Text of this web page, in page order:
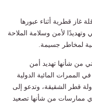
غاز قطرية أثناء عبورها
وتهديدًا لأمن وسلامة الملاحة
لمخاطر جسيمة.
من شأنها تهديد أمن
الممرات المائية الدولية
قطر الشقيقة، وتدعو إلى
أي ممارسات من شأنها تصعيد